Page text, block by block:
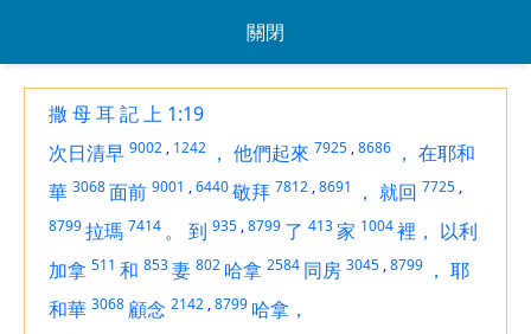
關閉
撒 母 耳 記 上 1:19
次日清早 9002 , 1242 ， 他們起來 7925 ,8686 ， 在耶和
華 3068面前 9001 ,6440敬拜 7812 ,8691 ， 就回 7725 ,
8799拉瑪 7414 。 到 935 ,8799 了 413家 1004裡， 以利
加拿 511 和 853妻 802 哈拿 2584 同房 3045 ,8799 ， 耶
和華 3068 顧念 2142 ,8799 哈拿，